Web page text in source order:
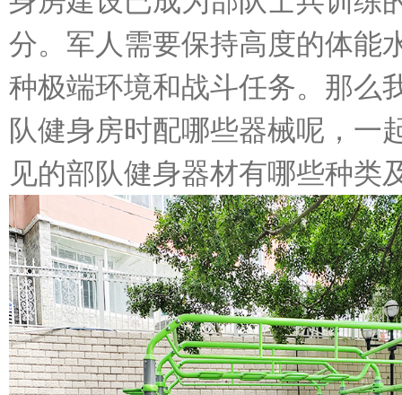
分。军人需要保持高度的体能
种极端环境和战斗任务。那么
队健身房时配哪些器械呢，一
见的部队健身器材有哪些种类